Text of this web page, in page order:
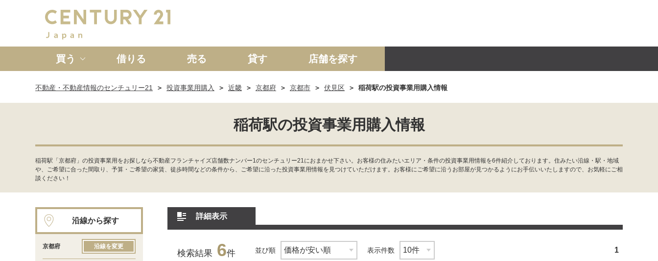
買う
新築一戸建て 中古一戸建て マンション 土地 事業投資用
借りる 売る 貸す 店舗を探す
不動産・不動産情報のセンチュリー21 投資事業用購入 近畿 京都府 京都市 伏見区 稲荷駅の投資事業用購入情報
稲荷駅の投資事業用購入情報
稲荷駅「京都府」の投資事業用をお探しなら不動産フランチャイズ店舗数ナンバー1のセンチュリー21におまかせ下さい。お客様の住みたいエリア・条件の投資事業用情報を6件紹介しております。住みたい沿線・駅・地域
や、ご希望に合った間取り、予算・ご希望の家賃、徒歩時間などの条件から、ご希望に沿った投資事業用情報を見つけていただけます。お客様にご希望に沿うお部屋が見つかるようにお手伝いいたしますので、お気軽にご相
談ください！
詳細表示
検索結果 6件 並び順 表示件数 1
沿線から探す
京都府 沿線を変更